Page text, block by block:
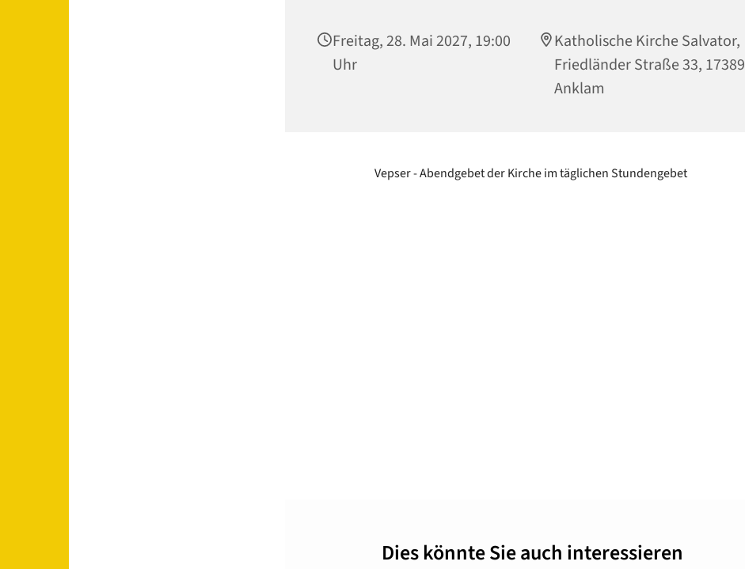
Freitag, 28. Mai 2027, 19:00
Uhr
Katholische Kirche Salvator,
Friedländer Straße 33, 17389
Anklam
Vepser - Abendgebet der Kirche im täglichen Stundengebet
Dies könnte Sie auch interessieren